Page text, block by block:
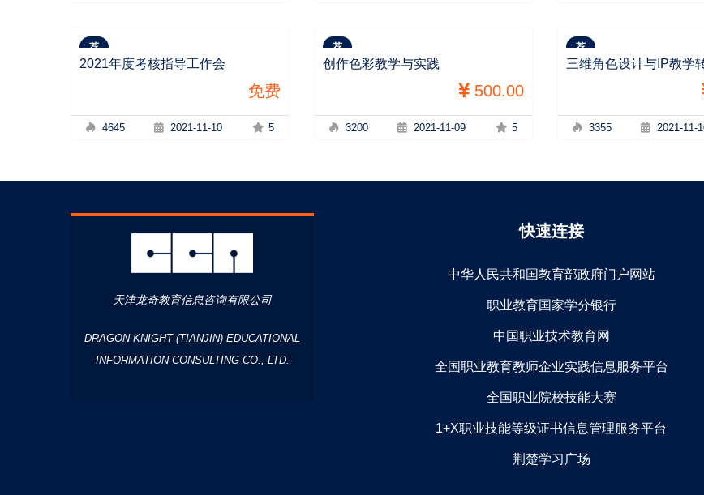
荐
2021年度考核指导工作会
免费
4645 2021-11-10 5
荐
创作色彩教学与实践
500.00
3200 2021-11-09 5
荐
三维角色设计与IP教学
3355 2021-11-
天津龙奇教育信息咨询有限公司
DRAGON KNIGHT (TIANJIN) EDUCATIONAL
INFORMATION CONSULTING CO., LTD.
快速连接
中华人民共和国教育部政府门户网站
职业教育国家学分银行
中国职业技术教育网
全国职业教育教师企业实践信息服务平台
全国职业院校技能大赛
1+X职业技能等级证书信息管理服务平台
荆楚学习广场